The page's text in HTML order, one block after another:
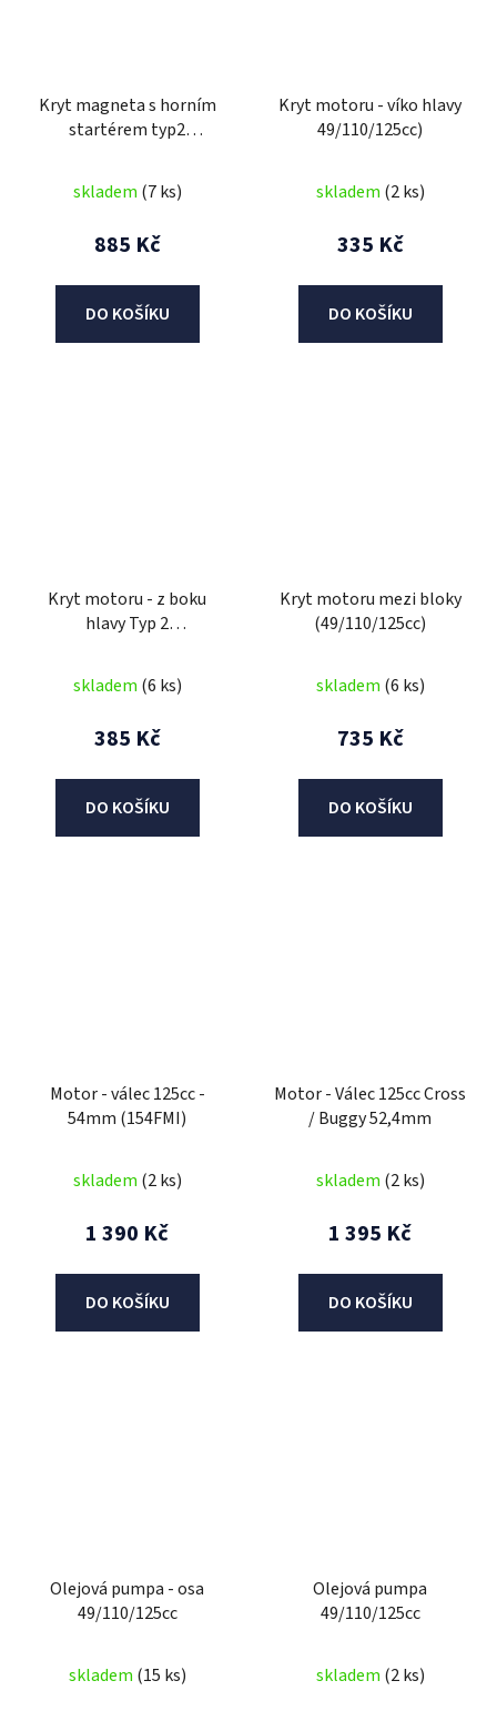
Kryt magneta s horním
startérem typ2
skladem (7 ks)
885 Kč
DO KOŠÍKU
Kryt motoru - víko hlavy
49/110/125cc)
skladem (2 ks)
335 Kč
DO KOŠÍKU
Kryt motoru - z boku
hlavy Typ 2
skladem (6 ks)
385 Kč
DO KOŠÍKU
Kryt motoru mezi bloky
(49/110/125cc)
skladem (6 ks)
735 Kč
DO KOŠÍKU
Motor - válec 125cc -
54mm (154FMI)
skladem (2 ks)
1 390 Kč
DO KOŠÍKU
Motor - Válec 125cc Cross
/ Buggy 52,4mm
skladem (2 ks)
1 395 Kč
DO KOŠÍKU
Olejová pumpa - osa
49/110/125cc
skladem (15 ks)
Olejová pumpa
49/110/125cc
skladem (2 ks)